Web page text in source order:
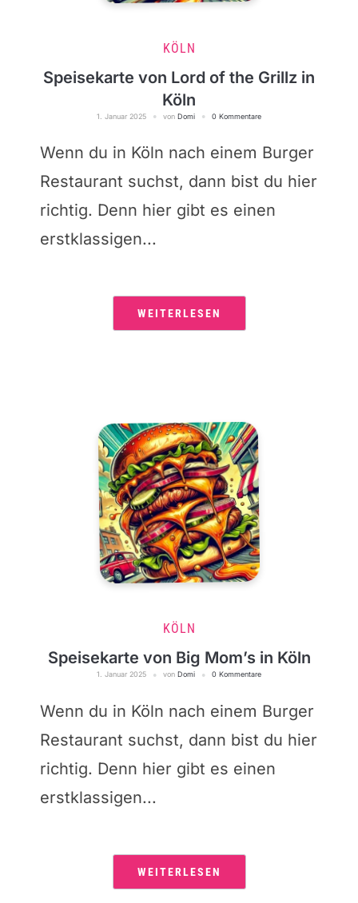
KÖLN
Speisekarte von Lord of the Grillz in
Köln
1. Januar 2025 von Domi 0 Kommentare
Wenn du in Köln nach einem Burger
Restaurant suchst, dann bist du hier
richtig. Denn hier gibt es einen
erstklassigen...
WEITERLESEN
KÖLN
Speisekarte von Big Mom’s in Köln
1. Januar 2025 von Domi 0 Kommentare
Wenn du in Köln nach einem Burger
Restaurant suchst, dann bist du hier
richtig. Denn hier gibt es einen
erstklassigen...
WEITERLESEN